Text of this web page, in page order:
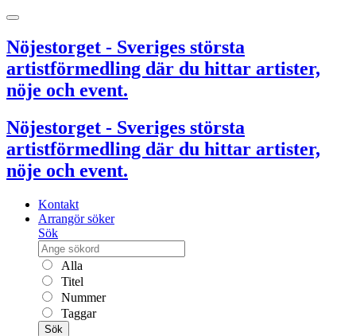
Nöjestorget - Sveriges största
artistförmedling där du hittar artister,
nöje och event.
Nöjestorget - Sveriges största
artistförmedling där du hittar artister,
nöje och event.
Kontakt
Arrangör söker
Sök
Alla
Titel
Nummer
Taggar
Sök